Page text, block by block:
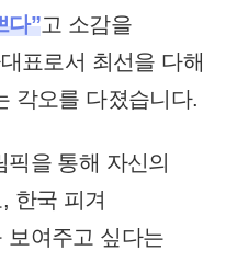
다”고 소감을
표로서 최선을 다해
각오를 다졌습니다.
픽을 통해 자신의
한국 피겨
보여주고 싶다는